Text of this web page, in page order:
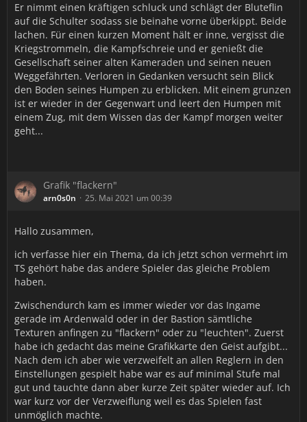
Er nimmt einen kräftigen schluck und schlägt der Bluteflin
auf die Schulter sodass sie beinahe vorne überkippt. Beide
lachen. Für einen kurzen Moment hält er inne, vergisst die
Kriegstrommeln, die Kampfschreie und er genießt die
Gesellschaft seiner alten Kameraden und seinen neuen
Weggefährten. Verloren in Gedanken versucht sein Blick
den Boden seines Humpen zu erblicken. Mit einem grunzen
ist er wieder in der Gegenwart und leert den Humpen mit
einem Zug, mit dem Wissen das der Kampf morgen weiter
geht...
Grafik "flackern"
arn0s0n 25. Mai 2021 um 00:39
Hallo zusammen,
ich verfasse hier ein Thema, da ich jetzt schon vermehrt im
TS gehört habe das andere Spieler das gleiche Problem
haben.
Zwischendurch kam es immer wieder vor das Ingame
gerade im Ardenwald oder in der Bastion sämtliche
Texturen anfingen zu "flackern" oder zu "leuchten". Zuerst
habe ich gedacht das meine Grafikkarte den Geist aufgibt...
Nach dem ich aber wie verzweifelt an allen Reglern in den
Einstellungen gespielt habe war es auf minimal Stufe mal
gut und tauchte dann aber kurze Zeit später wieder auf. Ich
war kurz vor der Verzweiflung weil es das Spielen fast
unmöglich machte.